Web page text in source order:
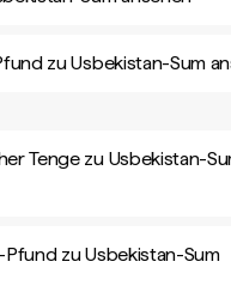
zu Usbekistan-Sum
Tenge zu Usbekistan-
zu Usbekistan-Sum